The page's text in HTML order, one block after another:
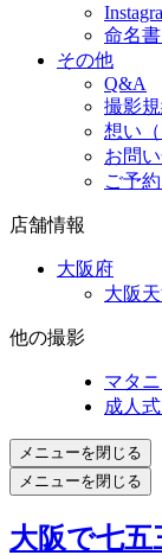
命名
その他
Q&A
撮影
想い（
お問
ご予
店舗情報
大阪府
大阪
他の撮影
マタ
成人
メニューを閉じる
メニューを閉じる
大阪で七